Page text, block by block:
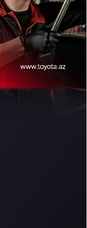
упал в
скважину -